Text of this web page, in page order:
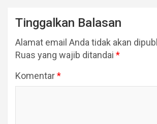
Tinggalkan Balasan
Alamat email Anda tidak akan
Ruas yang wajib ditandai *
Komentar*